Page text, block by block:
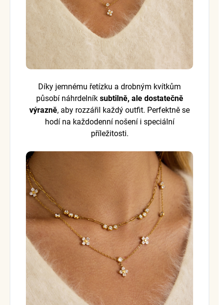
Díky jemnému řetízku a drobným kvítkům
působí náhrdelník subtilně, ale dostatečně
výrazně, aby rozzářil každý outfit. Perfektně se
hodí na každodenní nošení i speciální
příležitosti.